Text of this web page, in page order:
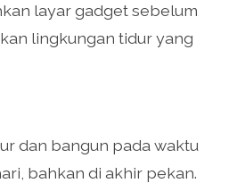
layar gadget sebelum
lingkungan tidur yang
dan bangun pada waktu
bahkan di akhir pekan.